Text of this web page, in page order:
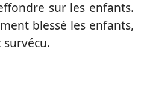
sur les enfants.
blessé les enfants,